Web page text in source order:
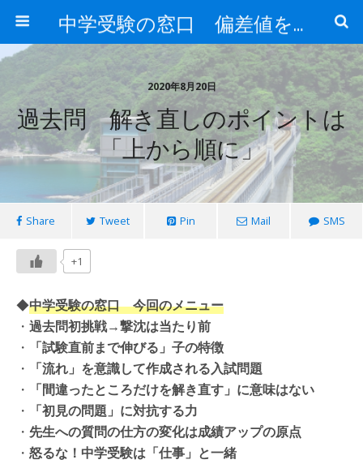
中学受験の窓口 偏差値を上げる勉強法
2020年8月20日
過去問 解き直しのポイントは
「上から順に」
Share Tweet Pin Mail SMS
+1
◆中学受験の窓口 今回のメニュー
・ 過去問初挑戦→撃沈は当たり前
・
「試験直前まで伸びる」子の特徴
・
「流れ」を意識して作成される入試問題
・
「間違ったところだけを解き直す」に意味はない
・
「初見の問題」に対抗する力
・ 先生への質問の仕方の変化は成績アップの原点
・ 怒るな！中学受験は「仕事」と一緒